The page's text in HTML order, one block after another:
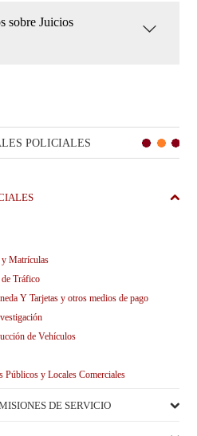
sobre Juicios
POLICIALES
y Matrículas
Tráfico
Y Tarjetas y otros medios de pago
de Vehículos
Públicos y Locales Comerciales
DE SERVICIO